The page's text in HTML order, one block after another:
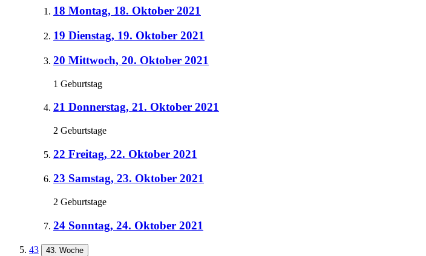
18 Montag, 18. Oktober 2021
19 Dienstag, 19. Oktober 2021
20 Mittwoch, 20. Oktober 2021
1 Geburtstag
21 Donnerstag, 21. Oktober 2021
2 Geburtstage
22 Freitag, 22. Oktober 2021
23 Samstag, 23. Oktober 2021
2 Geburtstage
24 Sonntag, 24. Oktober 2021
43 43. Woche